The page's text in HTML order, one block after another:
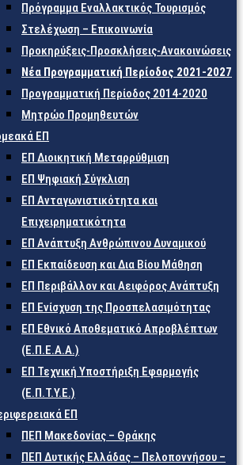
Πρόγραμμα Εναλλακτικός Τουρισμός
Στελέχωση – Επικοινωνία
Προκηρύξεις-Προσκλήσεις-Ανακοινώσεις
Νέα Προγραμματική Περίοδος 2021-2027
Προγραμματική Περίοδος 2014-2020
Μητρώο Προμηθευτών
ΕΠ
ΕΠ Διοικητική Μεταρρύθμιση
ΕΠ Ψηφιακή Σύγκλιση
ΕΠ Ανταγωνιστικότητα και
Επιχειρηματικότητα
ΕΠ Ανάπτυξη Ανθρώπινου Δυναμικού
ΕΠ Εκπαίδευση και Δια Βίου Μάθηση
ΕΠ Περιβάλλον και Αειφόρος Ανάπτυξη
ΕΠ Ενίσχυση της Προσπελασιμότητας
ΕΠ Εθνικό Αποθεματικό Απροβλέπτων
(Ε.Π.Ε.Α.Α.)
ΕΠ Τεχνική Υποστήριξη Εφαρμογής
(Ε.Π.Τ.Υ.Ε.)
ΕΠ
ΠΕΠ Μακεδονίας – Θράκης
ΠΕΠ Δυτικής Ελλάδας – Πελοποννήσου –